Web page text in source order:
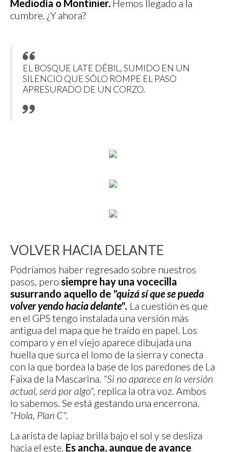
Mediodía o Montinier. Hemos llegado a la
cumbre. ¿Y ahora?
EL BOSQUE LATE DÉBIL, SUMIDO EN UN
SILENCIO QUE SÓLO ROMPE EL PASO
APRESURADO DE UN CORZO.
VOLVER HACIA DELANTE
Podríamos haber regresado sobre nuestros
pasos, pero siempre hay una vocecilla
susurrando aquello de "quizá sí que se pueda
volver yendo hacia delante". La cuestión es que
en el GPS tengo instalada una versión más
antigua del mapa que he traído en papel. Los
comparo y en el viejo aparece dibujada una
huella que surca el lomo de la sierra y conecta
con la que bordea la base de los paredones de La
Faixa de la Mascarina. "Si no aparece en la versión
actual, será por algo", replica la otra voz. Ambos
lo sabemos. Se está gestando una encerrona.
"Hola, Plan C".
La arista de lapiaz brilla bajo el sol y se desliza
hacia el este. Es ancha, aunque de avance